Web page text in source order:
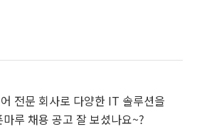
전문 회사로 다양한 IT 솔루션을
루 채용 공고 잘 보셨나요~?